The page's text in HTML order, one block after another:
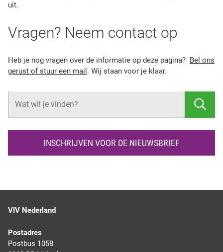
uit.
Vragen? Neem contact op
Heb je nog vragen over de informatie op deze pagina? Bel ons
gerust of stuur een mail . Wij staan voor je klaar.
E
E
INSCHRIJVEN VOOR DE NIEUWSBRIEF
VIV Nederland
Postadres
Postbus 1058